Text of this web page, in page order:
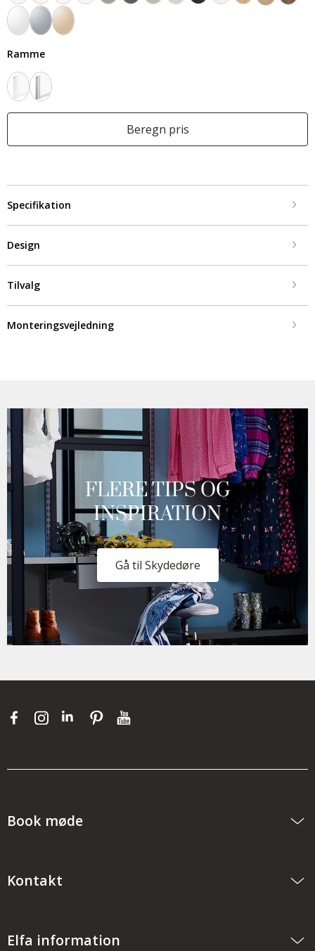
Ramme
Beregn pris
Specifikation
Design
Tilvalg
Monteringsvejledning
FLERE TIPS OG
INSPIRATION
Gå til Skydedøre
Book møde
Kontakt
Elfa information